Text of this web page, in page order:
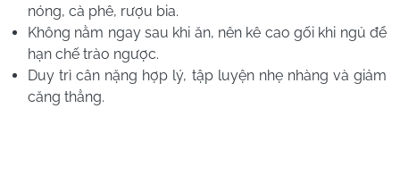
nóng, cà phê, rượu bia.
Không nằm ngay sau khi ăn, nên kê cao gối khi ngủ để
hạn chế trào ngược.
Duy trì cân nặng hợp lý, tập luyện nhẹ nhàng và giảm
căng thẳng.